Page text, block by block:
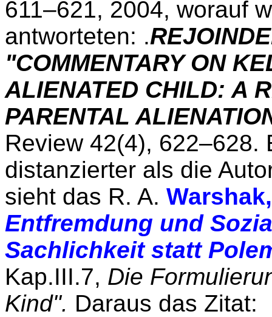
611–621, 2004, worauf
antworteten: .
"COMMENTARY ON
ALIENATED CHILD: A
PARENTAL
Review 42(4), 622–628.
distanzierter als die
sieht das R. A.
Entfremdung und
Sachlichkeit statt
Kap.III.7, Die
Kind". Daraus das Zitat: